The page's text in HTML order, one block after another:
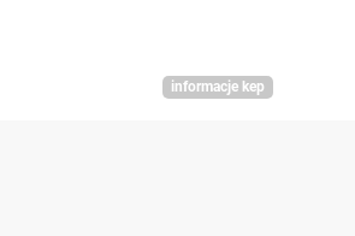
informacje kep